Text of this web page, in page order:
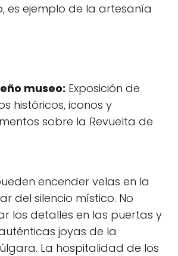
es ejemplo de la artesanía
museo: Exposición de
históricos, iconos y
sobre la Revuelta de
encender velas en la
del silencio místico. No
los detalles en las puertas y
joyas de la
La hospitalidad de los